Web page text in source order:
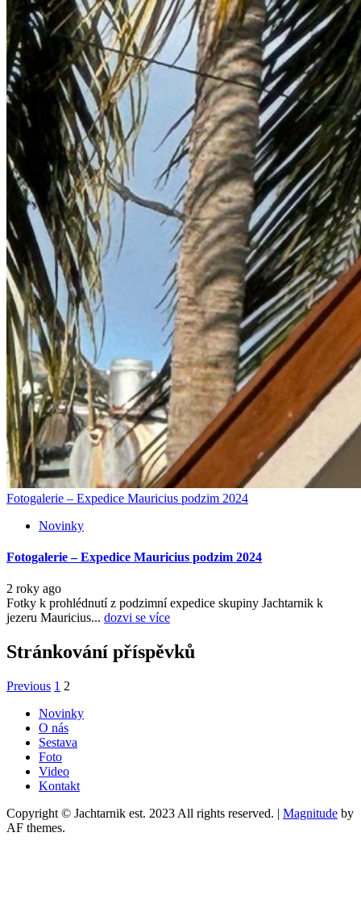
Fotogalerie – Expedice Mauricius podzim 2024
Novinky
Fotogalerie – Expedice Mauricius podzim 2024
2 roky ago
Fotky k prohlédnutí z podzimní expedice skupiny Jachtarnik k
jezeru Mauricius... dozvi se více
Stránkování příspěvků
Previous 1 2
Novinky
O nás
Sestava
Foto
Video
Kontakt
Copyright © Jachtarnik est. 2023 All rights reserved. | Magnitude by
AF themes.